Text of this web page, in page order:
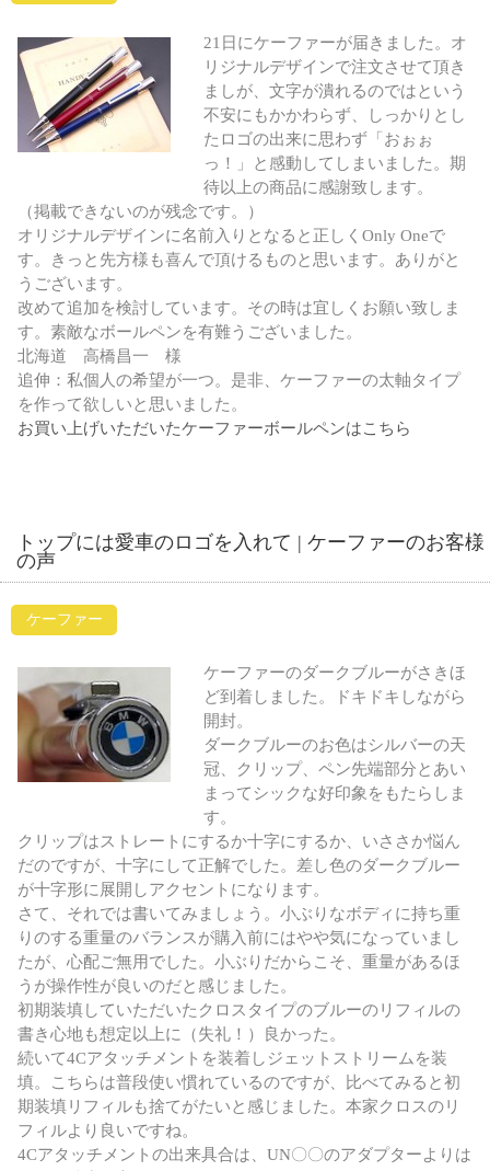
21日にケーファーが届きました。オ
リジナルデザインで注文させて頂き
ましが、文字が潰れるのではという
不安にもかかわらず、しっかりとし
たロゴの出来に思わず「おぉぉ
っ！」と感動してしまいました。期
待以上の商品に感謝致します。
（掲載できないのが残念です。）
オリジナルデザインに名前入りとなると正しくOnly Oneで
す。きっと先方様も喜んで頂けるものと思います。ありがと
うございます。
改めて追加を検討しています。その時は宜しくお願い致しま
す。素敵なボールペンを有難うございました。
北海道 高橋昌一 様
追伸：私個人の希望が一つ。是非、ケーファーの太軸タイプ
を作って欲しいと思いました。
お買い上げいただいたケーファーボールペンはこちら
トップには愛車のロゴを入れて | ケーファーのお客様
の声
ケーファー
ケーファーのダークブルーがさきほ
ど到着しました。ドキドキしながら
開封。
ダークブルーのお色はシルバーの天
冠、クリップ、ペン先端部分とあい
まってシックな好印象をもたらしま
す。
クリップはストレートにするか十字にするか、いささか悩ん
だのですが、十字にして正解でした。差し色のダークブルー
が十字形に展開しアクセントになります。
さて、それでは書いてみましょう。小ぶりなボディに持ち重
りのする重量のバランスが購入前にはやや気になっていまし
たが、心配ご無用でした。小ぶりだからこそ、重量があるほ
うが操作性が良いのだと感じました。
初期装填していただいたクロスタイプのブルーのリフィルの
書き心地も想定以上に（失礼！）良かった。
続いて4Cアタッチメントを装着しジェットストリームを装
填。こちらは普段使い慣れているのですが、比べてみると初
期装填リフィルも捨てがたいと感じました。本家クロスのリ
フィルより良いですね。
4Cアタッチメントの出来具合は、UN〇〇のアダプターよりは